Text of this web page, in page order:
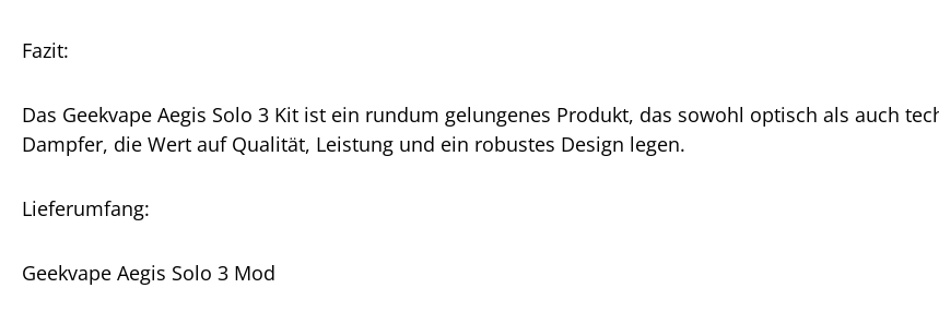
Fazit:
Das Geekvape Aegis Solo 3 Kit ist ein rundum gelungenes Produkt, das sowohl optisch als auch
Dampfer, die Wert auf Qualität, Leistung und ein robustes Design legen.
Lieferumfang:
Geekvape Aegis Solo 3 Mod